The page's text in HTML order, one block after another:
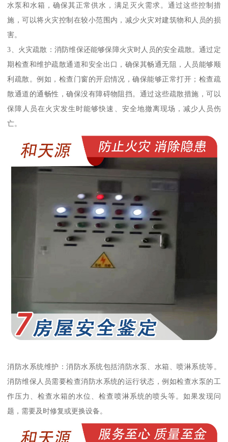
水泵和水箱，确保其正常供水，满足灭火需求。通过这些控制措
施，可以将火灾控制在较小范围内，减少火灾对建筑物和人员的损
害。
3、火灾疏散：消防维保还能够保障火灾时人员的安全疏散。通过定
期检查和维护疏散通道和安全出口，确保其畅通无阻，人员能够顺
利疏散。例如，检查门窗的开启情况，确保能够正常打开；检查疏
散通道的通畅性，确保没有障碍物阻挡。通过这些疏散措施，可以
保障人员在火灾发生时能够快速、安全地撤离现场，减少人员伤
亡。
消防水系统维护：消防水系统包括消防水泵、水箱、喷淋系统等。
消防维保人员需要检查消防水系统的运行状态，例如检查水泵的工
作压力、检查水箱的水位、检查喷淋系统的喷头等。如果发现问
题，需要及时修复或更换设备。